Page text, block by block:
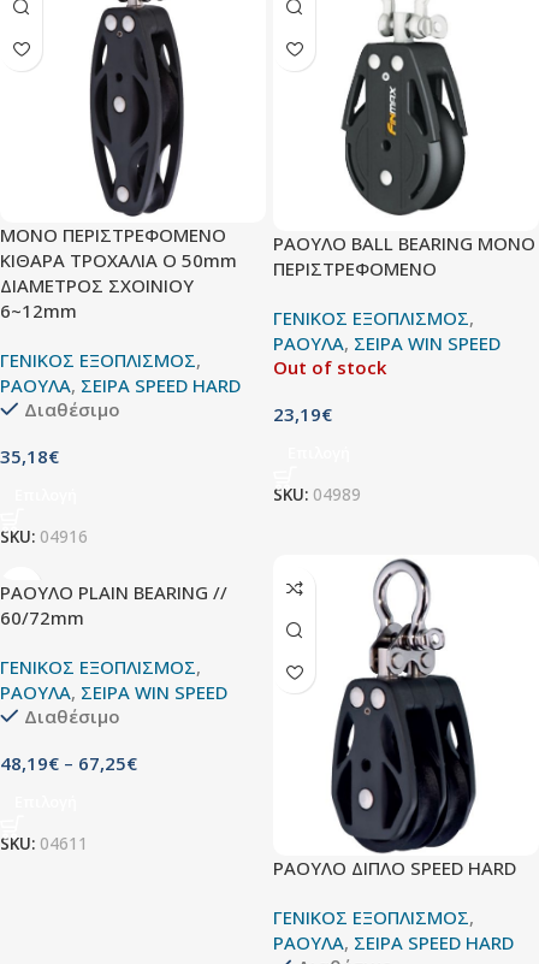
ΜΟΝΟ ΠΕΡΙΣΤΡΕΦΟΜΕΝΟ
ΚΙΘΑΡΑ ΤΡΟΧΑΛΙΑ O 50mm
ΔΙΑΜΕΤΡΟΣ ΣΧΟΙΝΙΟΥ
6~12mm
ΓΕΝΙΚΟΣ ΕΞΟΠΛΙΣΜΟΣ,
ΡΑΟΥΛΑ, ΣΕΙΡΑ SPEED HARD
Διαθέσιμο
35,18€
SKU: 04916
ΡΑΟΥΛΟ BALL BEARING MONO
ΠΕΡΙΣΤΡΕΦΟΜΕΝΟ
ΓΕΝΙΚΟΣ ΕΞΟΠΛΙΣΜΟΣ,
ΡΑΟΥΛΑ, ΣΕΙΡΑ WIN SPEED
Out of stock
23,19€
SKU: 04989
ΡΑΟΥΛΟ PLAIN BEARING //
60/72mm
ΓΕΝΙΚΟΣ ΕΞΟΠΛΙΣΜΟΣ,
ΡΑΟΥΛΑ, ΣΕΙΡΑ WIN SPEED
Διαθέσιμο
48,19€ – 67,25€
SKU: 04611
ΡΑΟΥΛΟ ΔΙΠΛΟ SPEED HARD
ΓΕΝΙΚΟΣ ΕΞΟΠΛΙΣΜΟΣ,
ΡΑΟΥΛΑ, ΣΕΙΡΑ SPEED HARD